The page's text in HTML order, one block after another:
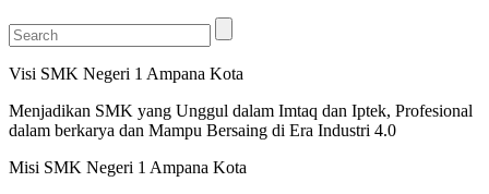
Visi SMK Negeri 1 Ampana Kota
Menjadikan SMK yang Unggul dalam Imtaq dan Iptek, Profesional
dalam berkarya dan Mampu Bersaing di Era Industri 4.0
Misi SMK Negeri 1 Ampana Kota